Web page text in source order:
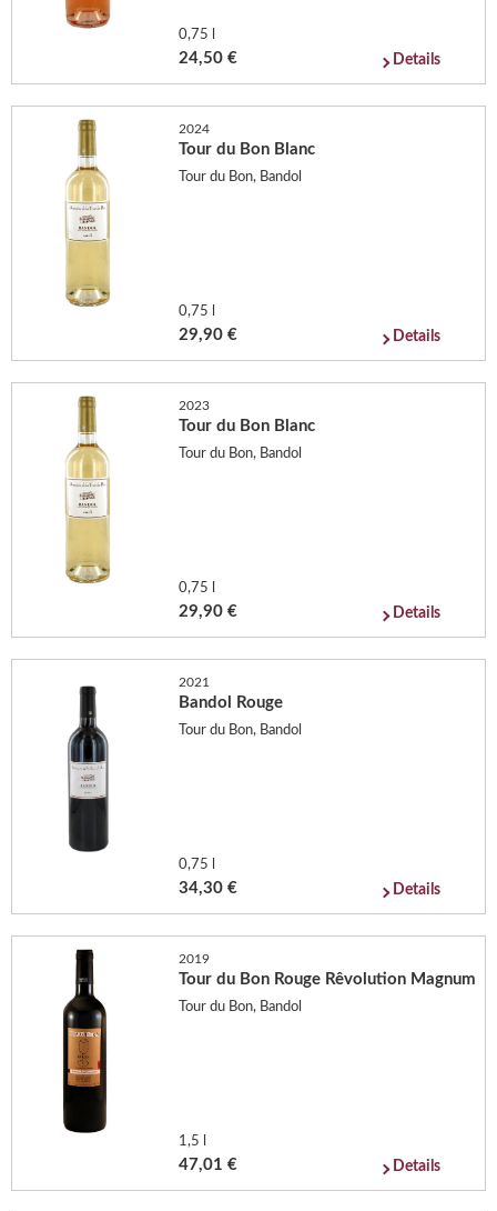
0,75 l
24,50 € Details
2024
Tour du Bon Blanc
Tour du Bon, Bandol
0,75 l
29,90 € Details
2023
Tour du Bon Blanc
Tour du Bon, Bandol
0,75 l
29,90 € Details
2021
Bandol Rouge
Tour du Bon, Bandol
0,75 l
34,30 € Details
2019
Tour du Bon Rouge Rêvolution Magnum
Tour du Bon, Bandol
1,5 l
47,01 € Details